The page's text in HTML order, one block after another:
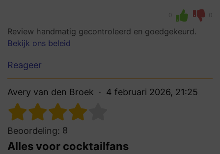
0 0
Review handmatig gecontroleerd en goedgekeurd.
Bekijk ons beleid
Reageer
Avery van den Broek 4 februari 2026, 21:25
Beoordeling: 8
Alles voor cocktailfans